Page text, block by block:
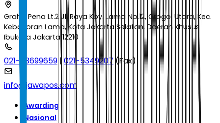
Graha Pena Lt.2 Jl. Raya Kby. Lama No.12, Grogol Utara, Kec.
Kebayoran Lama, Kota Jakarta Selatan, Daerah Khusus
Ibukota Jakarta 12210
021-53699659 |021-5349207 (Fax)
info@jawapos.com
Awarding
Nasional